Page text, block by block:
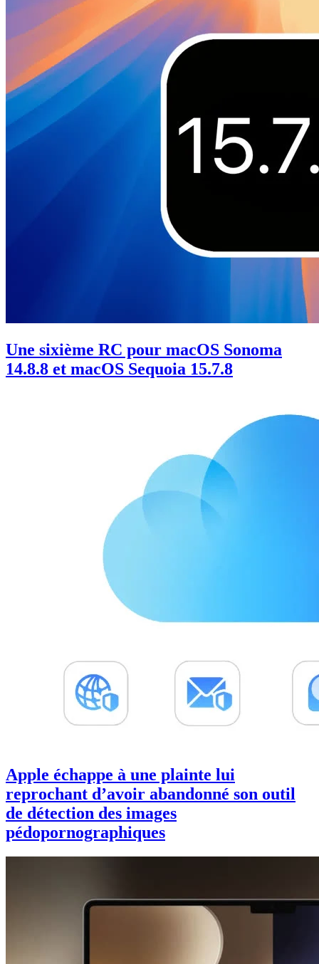
Une sixième RC pour macOS Sonoma
14.8.8 et macOS Sequoia 15.7.8
Apple échappe à une plainte lui
reprochant d’avoir abandonné son outil
de détection des images
pédopornographiques